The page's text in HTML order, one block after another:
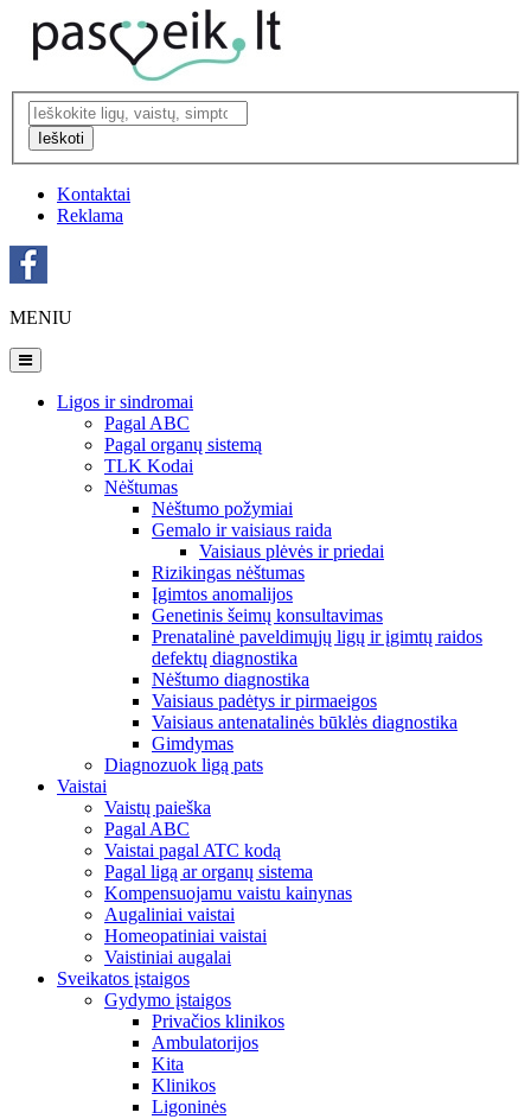
Ieškoti
Kontaktai
Reklama
MENIU
Ligos ir sindromai
Pagal ABC
Pagal organų sistemą
TLK Kodai
Nėštumas
Nėštumo požymiai
Gemalo ir vaisiaus raida
Vaisiaus plėvės ir priedai
Rizikingas nėštumas
Įgimtos anomalijos
Genetinis šeimų konsultavimas
Prenatalinė paveldimųjų ligų ir įgimtų raidos
defektų diagnostika
Nėštumo diagnostika
Vaisiaus padėtys ir pirmaeigos
Vaisiaus antenatalinės būklės diagnostika
Gimdymas
Diagnozuok ligą pats
Vaistai
Vaistų paieška
Pagal ABC
Vaistai pagal ATC kodą
Pagal ligą ar organų sistema
Kompensuojamu vaistu kainynas
Augaliniai vaistai
Homeopatiniai vaistai
Vaistiniai augalai
Sveikatos įstaigos
Gydymo įstaigos
Privačios klinikos
Ambulatorijos
Kita
Klinikos
Ligoninės